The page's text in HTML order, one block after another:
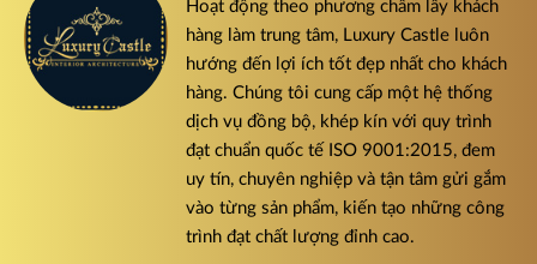
Hoạt động theo phương châm lấy khách
hàng làm trung tâm, Luxury Castle luôn
hướng đến lợi ích tốt đẹp nhất cho khách
hàng. Chúng tôi cung cấp một hệ thống
dịch vụ đồng bộ, khép kín với quy trình
đạt chuẩn quốc tế ISO 9001:2015, đem
uy tín, chuyên nghiệp và tận tâm gửi gắm
vào từng sản phẩm, kiến tạo những công
trình đạt chất lượng đỉnh cao.